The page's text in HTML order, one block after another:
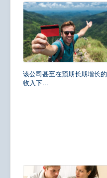
该公司甚至在预期长期增长的
收入下...